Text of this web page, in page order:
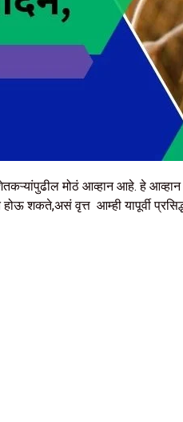
मोठं आव्हान आहे. हे
होऊ शकते,असं वृत्त आम्ही यापूर्वी